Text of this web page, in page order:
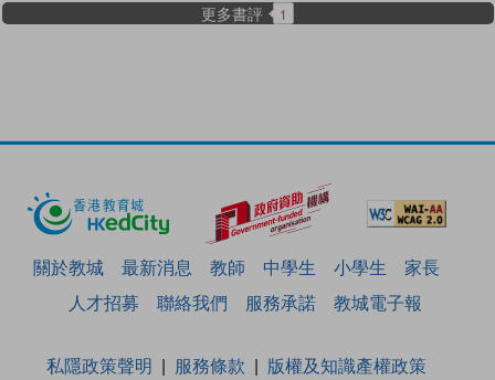
更多書評 1
關於教城 最新消息 教師 中學生 小學生
家長
人才招募
聯絡我們 服務承諾 教城電子報
私隱政策聲明 服務條款
版權及知識產權政策